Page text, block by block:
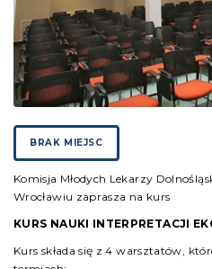
BRAK MIEJSC
Komisja Młodych Lekarzy
Wrocławiu zaprasza na kurs
KURS NAUKI INTERPRETACJI
Kurs składa się z 4 warsztatów,